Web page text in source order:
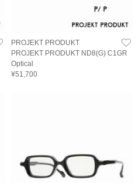
PROJEKT PRODUKT
PROJEKT PRODUKT ND8(G) C1GR
Optical
¥51,700